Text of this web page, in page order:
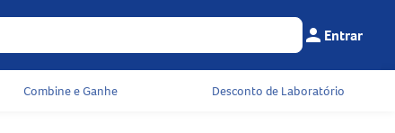
Menu do
person Entrar
Combine e Ganhe Desconto de Laboratório